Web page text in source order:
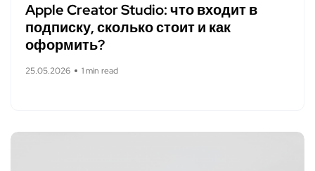
Apple Creator Studio: что входит в
подписку, сколько стоит и как
оформить?
25.05.2026 1 min read